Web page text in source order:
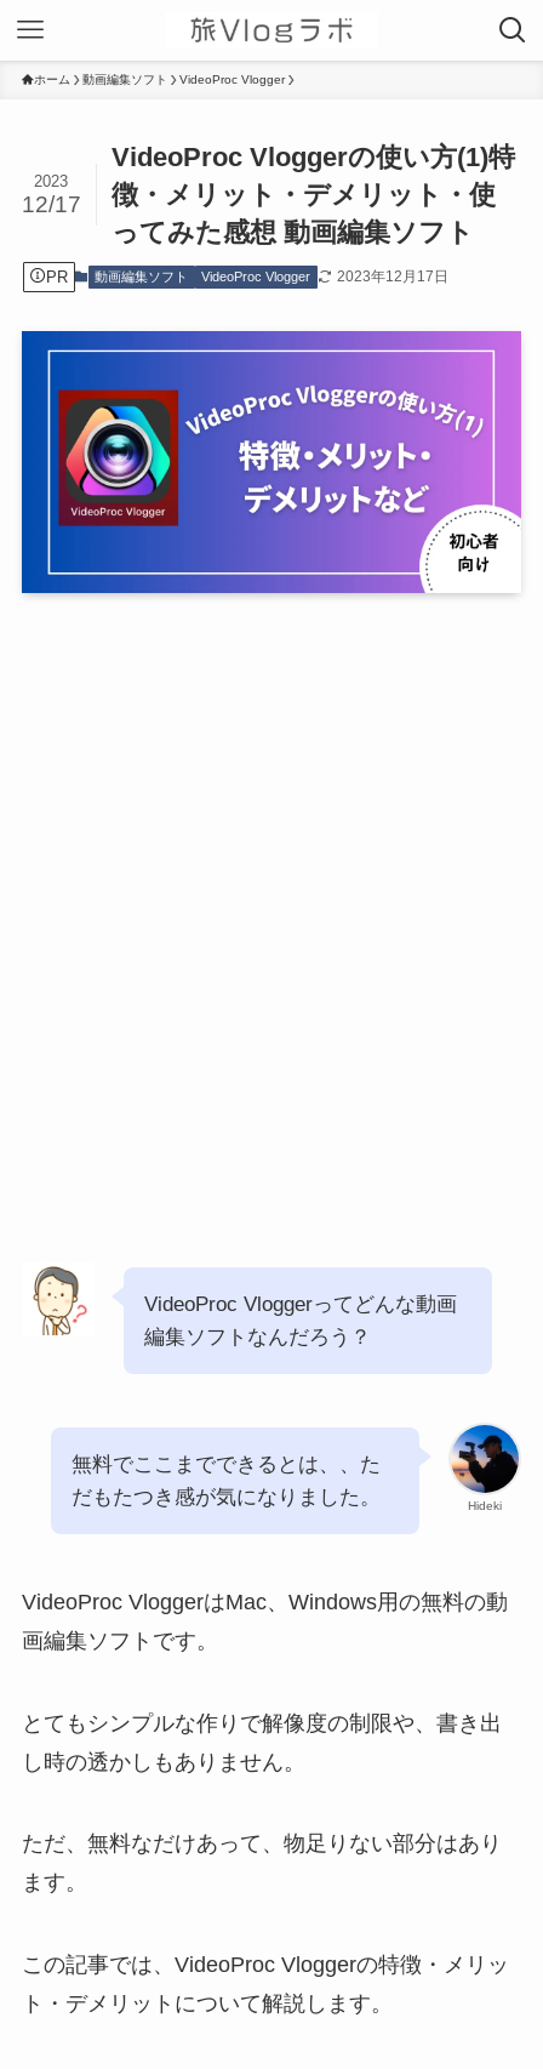
ホーム 動画編集ソフト VideoProc Vlogger
VideoProc Vloggerの使い方(1)特
徴・メリット・デメリット・使
ってみた感想 動画編集ソフト
2023
12/17
PR 動画編集ソフト VideoProc Vlogger 2023年12月17日
VideoProc Vloggerってどんな動画
編集ソフトなんだろう？
Hideki
無料でここまでできるとは、、た
だもたつき感が気になりました。
VideoProc VloggerはMac、Windows用の無料の動
画編集ソフトです。
とてもシンプルな作りで解像度の制限や、書き出
し時の透かしもありません。
ただ、無料なだけあって、物足りない部分はあり
ます。
この記事では、VideoProc Vloggerの特徴・メリッ
ト・デメリットについて解説します。